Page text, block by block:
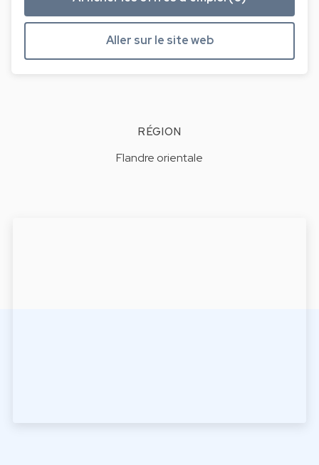
Aller sur le site web
RÉGION
Flandre orientale